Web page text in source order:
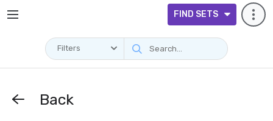
FIND SETS
Filters
Back